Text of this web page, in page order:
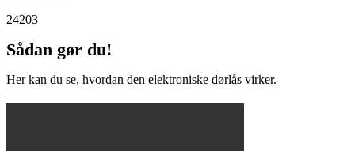
24203
Sådan gør du!
Her kan du se, hvordan den elektroniske dørlås virker.